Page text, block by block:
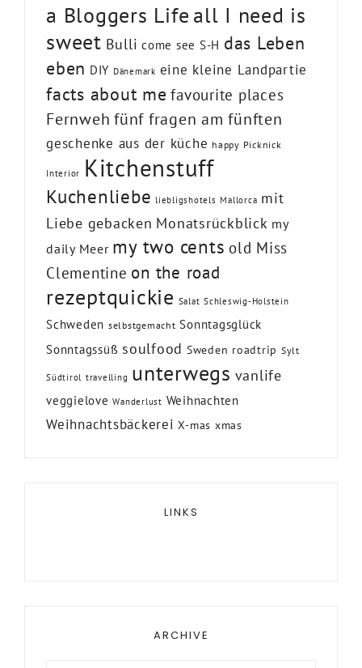
a Bloggers Life all I need is
sweet Bulli come see S-H das Leben
eben DIY Dänemark eine kleine Landpartie
facts about me favourite places
Fernweh fünf fragen am fünften
geschenke aus der küche happy Picknick
Interior Kitchenstuff
Kuchenliebe liebligshotels Mallorca mit
Liebe gebacken Monatsrückblick my
daily Meer my two cents old Miss
Clementine on the road
rezeptquickie Salat Schleswig-Holstein
Schweden selbstgemacht Sonntagsglück
Sonntagssüß soulfood Sweden roadtrip Sylt
Südtirol travelling unterwegs vanlife
veggielove Wanderlust Weihnachten
Weihnachtsbäckerei X-mas xmas
LINKS
ARCHIVE